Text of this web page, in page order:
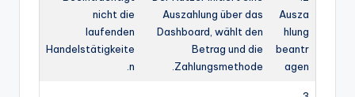
Ausza
hlung
beantr
agen
Auszahlung über das
Dashboard, wählt den
Betrag und die
Zahlungsmethode.
nicht die
laufenden
Handelstätigkeite
n.